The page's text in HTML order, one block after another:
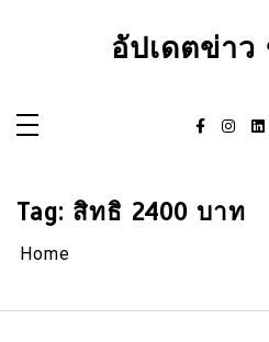
อัปเดตข่า
Tag: สิทธิ 2400 บาท
Home